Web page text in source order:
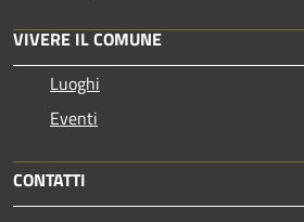
VIVERE IL COMUNE
Luoghi
Eventi
CONTATTI